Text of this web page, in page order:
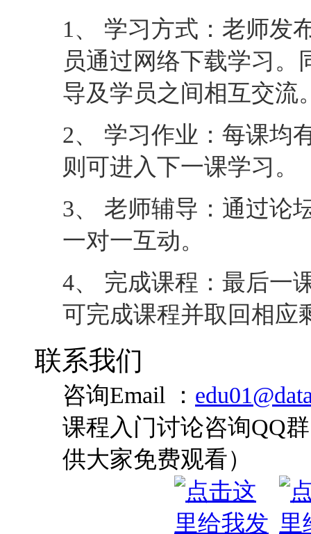
1、 学习方式：老师发
员通过网络下载学习
导及学员之间相互交流
2、 学习作业：每课均
则可进入下一课学习。
3、 老师辅导：通过论
一对一互动。
4、 完成课程：最后一
可完成课程并取回相应
联系我们
咨询Email ：
课程入门讨论咨询QQ
供大家免费观看）